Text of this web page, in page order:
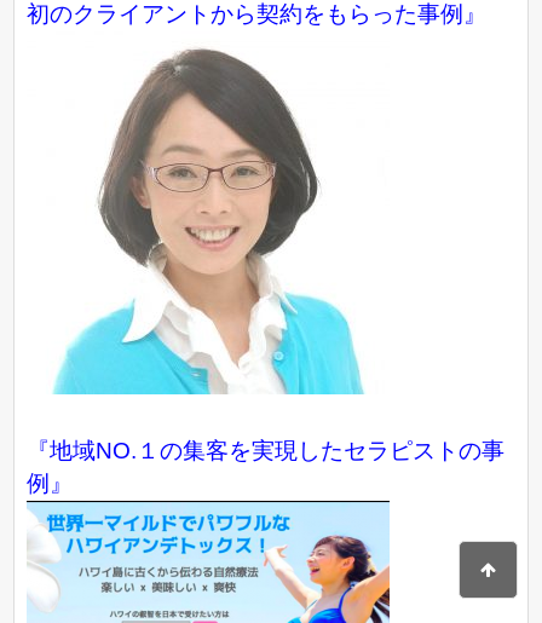
初のクライアントから契約をもらった事例』
『地域NO.１の集客を実現したセラピストの事
例』